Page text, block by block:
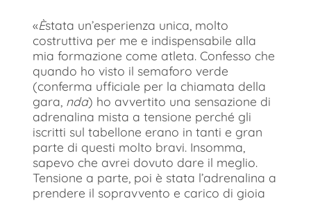
«Èstata un’esperienza unica, molto
costruttiva per me e indispensabile alla
mia formazione come atleta. Confesso che
quando ho visto il semaforo verde
(conferma ufficiale per la chiamata della
gara, nda) ho avvertito una sensazione di
adrenalina mista a tensione perché gli
iscritti sul tabellone erano in tanti e gran
parte di questi molto bravi. Insomma,
sapevo che avrei dovuto dare il meglio.
Tensione a parte, poi è stata l’adrenalina a
prendere il sopravvento e carico di gioia